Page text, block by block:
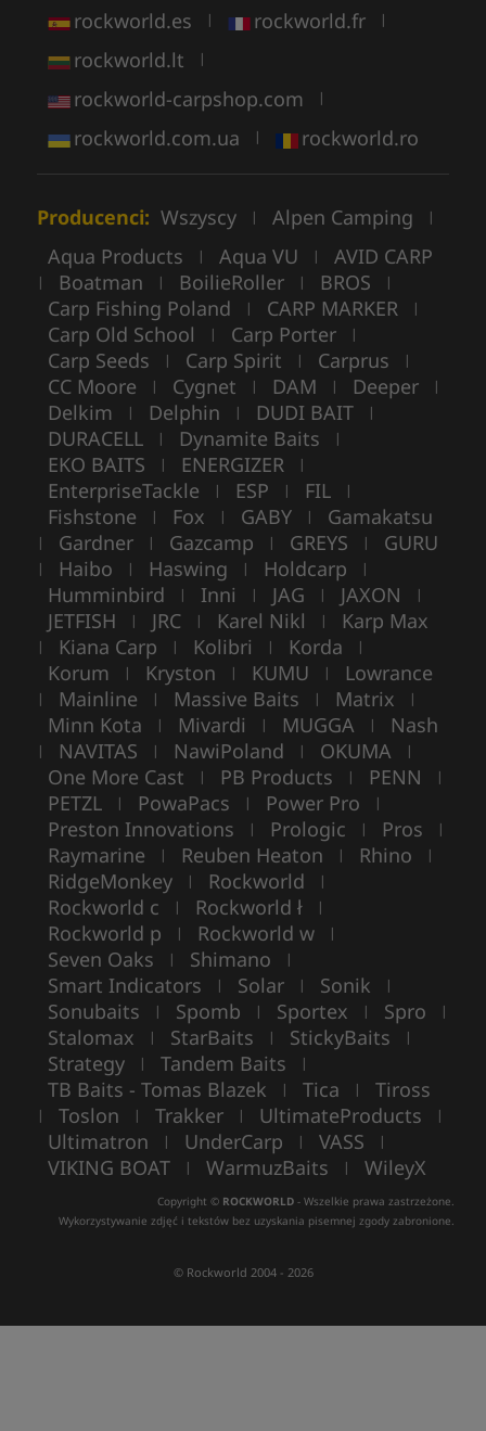
rockworld.es | rockworld.fr |
rockworld.lt |
rockworld-carpshop.com |
rockworld.com.ua | rockworld.ro
Producenci: Wszyscy | Alpen Camping |
Aqua Products | Aqua VU | AVID CARP
| Boatman | BoilieRoller | BROS |
Carp Fishing Poland | CARP MARKER |
Carp Old School | Carp Porter |
Carp Seeds | Carp Spirit | Carprus |
CC Moore | Cygnet | DAM | Deeper |
Delkim | Delphin | DUDI BAIT |
DURACELL | Dynamite Baits |
EKO BAITS | ENERGIZER |
EnterpriseTackle | ESP | FIL |
Fishstone | Fox | GABY | Gamakatsu
| Gardner | Gazcamp | GREYS | GURU
| Haibo | Haswing | Holdcarp |
Humminbird | Inni | JAG | JAXON |
JETFISH | JRC | Karel Nikl | Karp Max
| Kiana Carp | Kolibri | Korda |
Korum | Kryston | KUMU | Lowrance
| Mainline | Massive Baits | Matrix |
Minn Kota | Mivardi | MUGGA | Nash
| NAVITAS | NawiPoland | OKUMA |
One More Cast | PB Products | PENN |
PETZL | PowaPacs | Power Pro |
Preston Innovations | Prologic | Pros |
Raymarine | Reuben Heaton | Rhino |
RidgeMonkey | Rockworld |
Rockworld c | Rockworld ł |
Rockworld p | Rockworld w |
Seven Oaks | Shimano |
Smart Indicators | Solar | Sonik |
Sonubaits | Spomb | Sportex | Spro |
Stalomax | StarBaits | StickyBaits |
Strategy | Tandem Baits |
TB Baits - Tomas Blazek | Tica | Tiross
| Toslon | Trakker | UltimateProducts |
Ultimatron | UnderCarp | VASS |
VIKING BOAT | WarmuzBaits | WileyX
Copyright © ROCKWORLD - Wszelkie prawa zastrzeżone.
Wykorzystywanie zdjęć i tekstów bez uzyskania pisemnej zgody zabronione.
© Rockworld 2004 - 2026